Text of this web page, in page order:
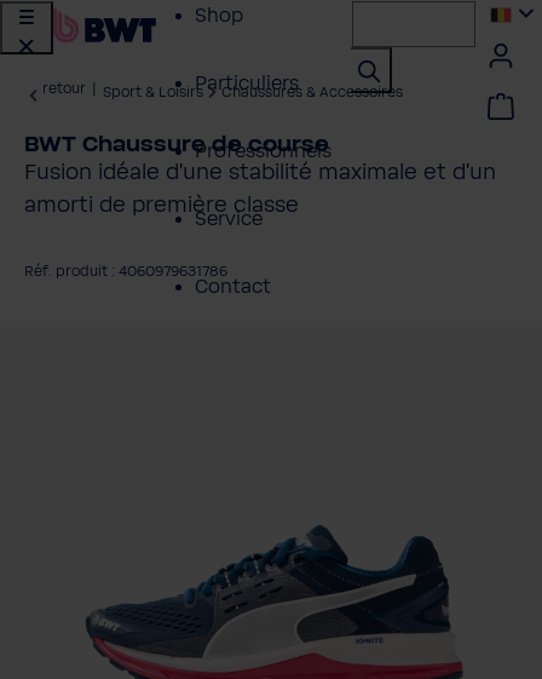
Shop
Particuliers
Professionnels
Service
Contact
retour Sport & Loisirs Chaussures & Accessoires
BWT Chaussure de course
Fusion idéale d'une stabilité maximale et d'un
amorti de première classe
Réf. produit : 4060979631786